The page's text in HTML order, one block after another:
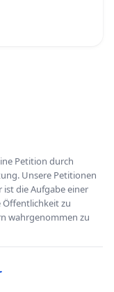
Petition durch
Unsere Petitionen
die Aufgabe einer
Öffentlichkeit zu
wahrgenommen zu